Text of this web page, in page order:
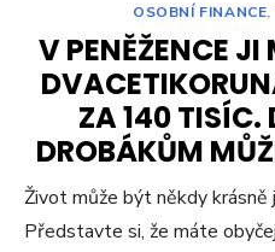
OSOBNÍ FINANCE,
V PENĚŽENCE
ZA 140 TISÍC.
DROBÁKŮM
Život může být někdy krásně
Představte si, že máte